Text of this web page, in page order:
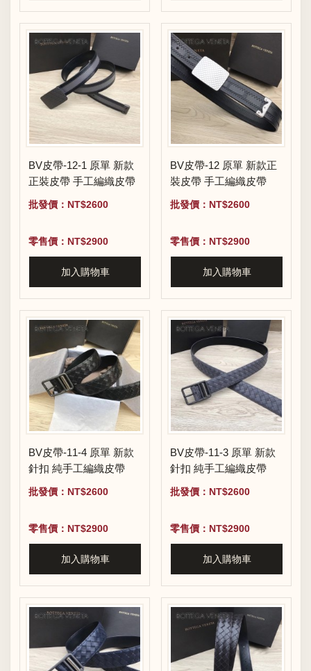
BV皮帶-12-1 原單 新款
正裝皮帶 手工編織皮帶
批發價：NT$2600
零售價：NT$2900
加入購物車
BV皮帶-12 原單 新款正
裝皮帶 手工編織皮帶
批發價：NT$2600
零售價：NT$2900
加入購物車
BV皮帶-11-4 原單 新款
針扣 純手工編織皮帶
批發價：NT$2600
零售價：NT$2900
加入購物車
BV皮帶-11-3 原單 新款
針扣 純手工編織皮帶
批發價：NT$2600
零售價：NT$2900
加入購物車